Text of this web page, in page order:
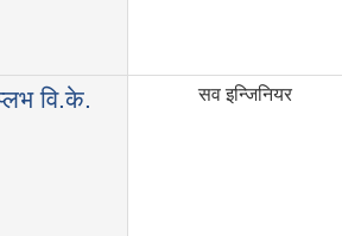
वि.के. सव इन्जिनियर